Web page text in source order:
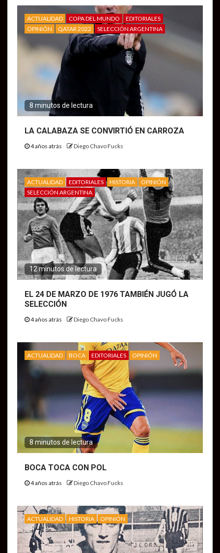
ACTUALIDAD COPA DEL MUNDO
EDITORIALES
OPINIÓN
QATAR 2022 SELECCIÓN ARGENTINA
8 minutos de lectura
LA CALABAZA SE CONVIRTIÓ EN CARROZA
4 años atrás Diego Chavo Fucks
ACTUALIDAD EDITORIALES HISTORIA
OPINIÓN
SELECCIÓN ARGENTINA
12 minutos de lectura
EL 24 DE MARZO DE 1976 TAMBIÉN JUGÓ LA
SELECCIÓN
4 años atrás Diego Chavo Fucks
ACTUALIDAD BOCA EDITORIALES OPINIÓN
8 minutos de lectura
BOCA TOCA CON POL
4 años atrás Diego Chavo Fucks
ACTUALIDAD HISTORIA OPINIÓN